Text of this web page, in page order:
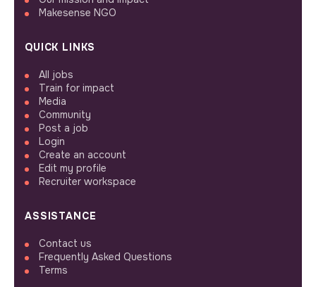
Makesense NGO
QUICK LINKS
All jobs
Train for impact
Media
Community
Post a job
Login
Create an account
Edit my profile
Recruiter workspace
ASSISTANCE
Contact us
Frequently Asked Questions
Terms